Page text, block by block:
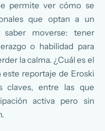
permite ver cómo se
que optan a un
moverse: tener
o habilidad para
la calma. ¿Cuál es el
reportaje de Eroski
claves, entre las que
activa pero sin